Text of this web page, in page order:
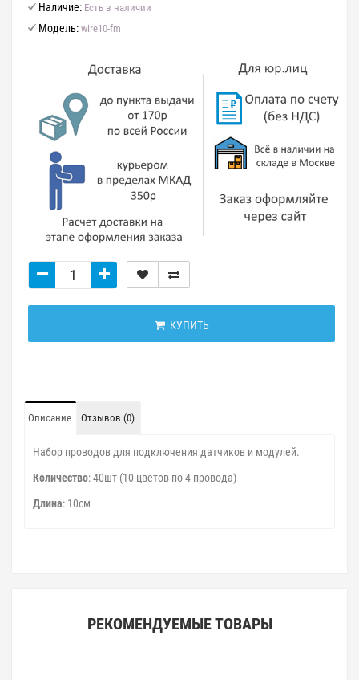
Наличие: Есть в наличии
Модель: wire10-fm
КУПИТЬ
Описание Отзывов (0)
Набор проводов для подключения датчиков и модулей.
Количество: 40шт (10 цветов по 4 провода)
Длина: 10см
РЕКОМЕНДУЕМЫЕ ТОВАРЫ